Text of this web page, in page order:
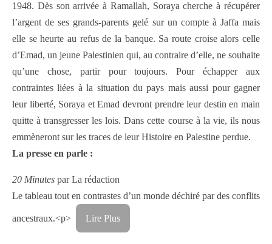
1948. Dès son arrivée à Ramallah, Soraya cherche à récupérer
l’argent de ses grands-parents gelé sur un compte à Jaffa mais
elle se heurte au refus de la banque. Sa route croise alors celle
d’Emad, un jeune Palestinien qui, au contraire d’elle, ne souhaite
qu’une chose, partir pour toujours. Pour échapper aux
contraintes liées à la situation du pays mais aussi pour gagner
leur liberté, Soraya et Emad devront prendre leur destin en main
quitte à transgresser les lois. Dans cette course à la vie, ils nous
emmèneront sur les traces de leur Histoire en Palestine perdue.
La presse en parle :
20 Minutes par La rédaction
Le tableau tout en contrastes d’un monde déchiré par des conflits
ancestraux.<p> Lire Plus